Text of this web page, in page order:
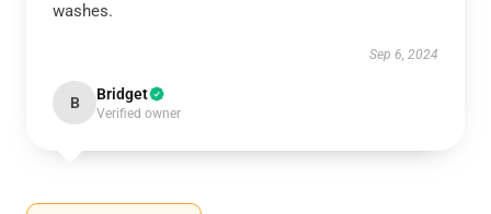
washes.
Sep 6, 2024
B Bridget
Verified owner